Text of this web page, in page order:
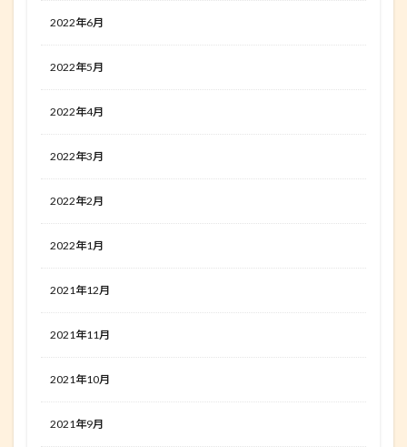
2022年6月
2022年5月
2022年4月
2022年3月
2022年2月
2022年1月
2021年12月
2021年11月
2021年10月
2021年9月